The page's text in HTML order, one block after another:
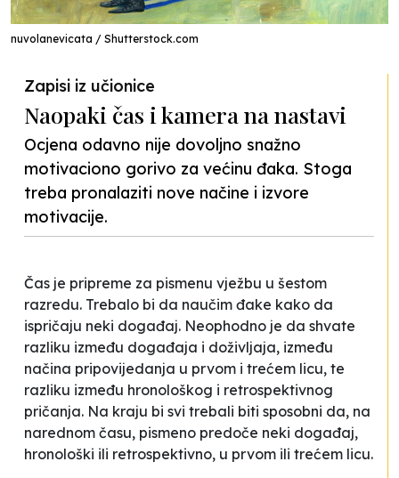
nuvolanevicata / Shutterstock.com
Zapisi iz učionice
Naopaki čas i kamera na nastavi
Ocjena odavno nije dovoljno snažno
motivaciono gorivo za većinu đaka. Stoga
treba pronalaziti nove načine i izvore
motivacije.
Čas je pripreme za pismenu vježbu u šestom
razredu. Trebalo bi da naučim đake kako da
ispričaju neki događaj. Neophodno je da shvate
razliku između događaja i doživljaja, između
načina pripovijedanja u prvom i trećem licu, te
razliku između hronološkog i retrospektivnog
pričanja. Na kraju bi svi trebali biti sposobni da, na
narednom času, pismeno predoče neki događaj,
hronološki ili retrospektivno, u prvom ili trećem licu.